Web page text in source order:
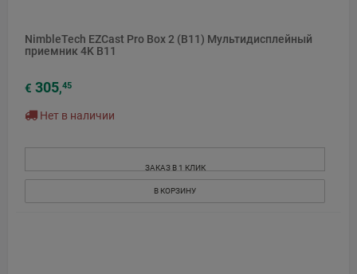
NimbleTech EZCast Pro Box 2 (B11) Мультидисплейный
приемник 4K B11
€ 305,45
Нет в наличии
ЗАКАЗ В 1 КЛИК
В КОРЗИНУ